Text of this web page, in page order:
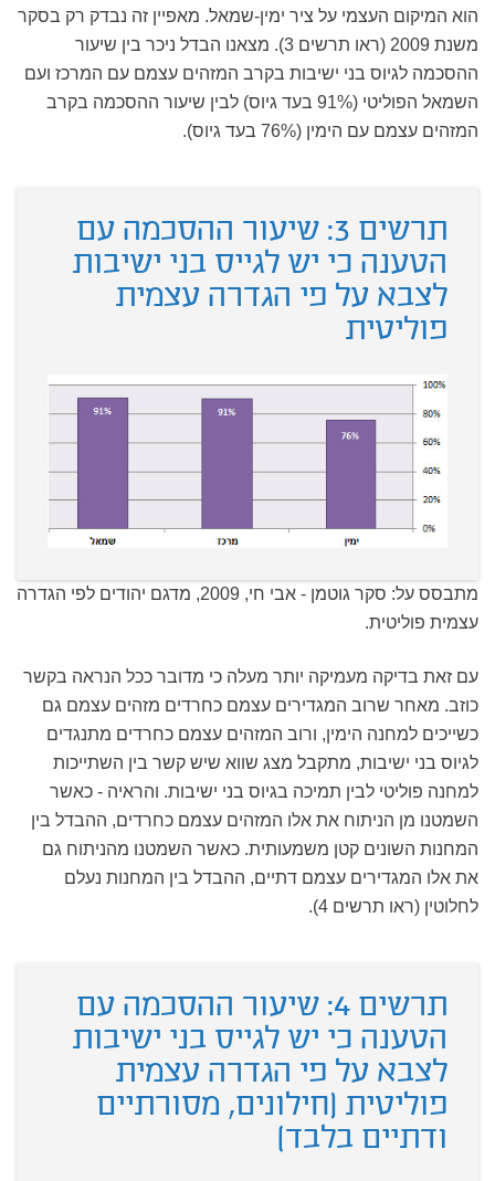
הוא המיקום העצמי על ציר ימין-שמאל. מאפיין זה נבדק רק בסקר
משנת 2009 (ראו תרשים 3). מצאנו הבדל ניכר בין שיעור
ההסכמה לגיוס בני ישיבות בקרב המזהים עצמם עם המרכז ועם
השמאל הפוליטי (91% בעד גיוס) לבין שיעור ההסכמה בקרב
המזהים עצמם עם הימין (76% בעד גיוס).
תרשים 3: שיעור ההסכמה עם
הטענה כי יש לגייס בני ישיבות
לצבא על פי הגדרה עצמית
פוליטית
מתבסס על: סקר גוטמן - אבי חי, 2009, מדגם יהודים לפי הגדרה
עצמית פוליטית.
עם זאת בדיקה מעמיקה יותר מעלה כי מדובר ככל הנראה בקשר
כוזב. מאחר שרוב המגדירים עצמם כחרדים מזהים עצמם גם
כשייכים למחנה הימין, ורוב המזהים עצמם כחרדים מתנגדים
לגיוס בני ישיבות, מתקבל מצג שווא שיש קשר בין השתייכות
למחנה פוליטי לבין תמיכה בגיוס בני ישיבות. והראיה - כאשר
השמטנו מן הניתוח את אלו המזהים עצמם כחרדים, ההבדל בין
המחנות השונים קטן משמעותית. כאשר השמטנו מהניתוח גם
את אלו המגדירים עצמם דתיים, ההבדל בין המחנות נעלם
לחלוטין (ראו תרשים 4).
תרשים 4: שיעור ההסכמה עם
הטענה כי יש לגייס בני ישיבות
לצבא על פי הגדרה עצמית
פוליטית (חילונים, מסורתיים
ודתיים בלבד)